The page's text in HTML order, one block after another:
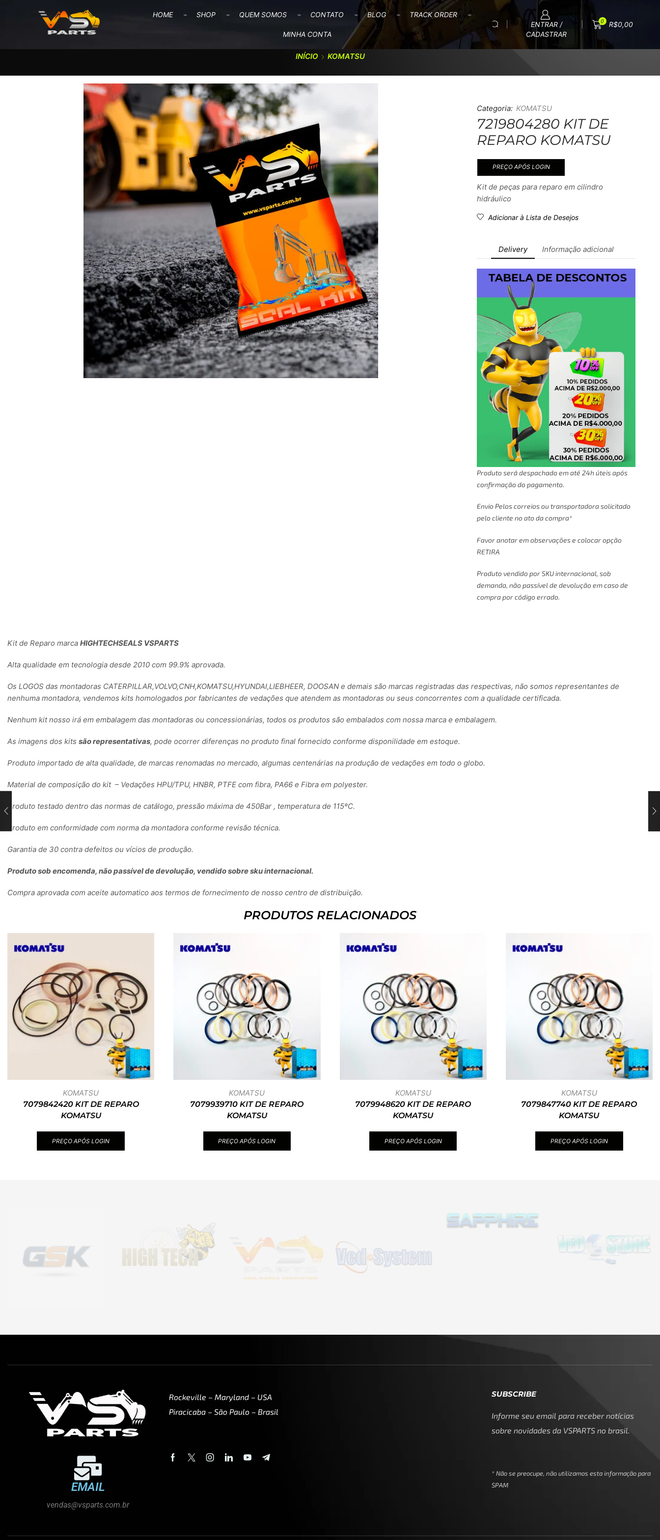
HOME SHOP QUEM SOMOS CONTATO BLOG TRACK ORDER
MINHA CONTA
ENTRAR /
CADASTRAR
0 R$0,00
INÍCIO KOMATSU
Categoria: KOMATSU
7219804280 KIT DE
REPARO KOMATSU
PREÇO APÓS LOGIN
Kit de peças para reparo em cilindro
hidráulico
Adicionar à Lista de Desejos
Delivery Informação adicional
Produto será despachado em até 24h úteis após
confirmação do pagamento.
Envio Pelos correios ou transportadora solicitado
pelo cliente no ato da compra*
Favor anotar em observações e colocar opção
RETIRA
Produto vendido por SKU internacional, sob
demanda, não passível de devolução em caso de
compra por código errado.
Kit de Reparo marca HIGHTECHSEALS VSPARTS
Alta qualidade em tecnologia desde 2010 com 99.9% aprovada.
Os LOGOS das montadoras CATERPILLAR,VOLVO,CNH,KOMATSU,HYUNDAI,LIEBHEER, DOOSAN e demais são marcas registradas das respectivas, não somos representantes de
nenhuma montadora, vendemos kits homologados por fabricantes de vedações que atendem as montadoras ou seus concorrentes com a qualidade certificada.
Nenhum kit nosso irá em embalagem das montadoras ou concessionárias, todos os produtos são embalados com nossa marca e embalagem.
As imagens dos kits são representativas, pode ocorrer diferenças no produto final fornecido conforme disponilidade em estoque.
Produto importado de alta qualidade, de marcas renomadas no mercado, algumas centenárias na produção de vedações em todo o globo.
Material de composição do kit – Vedações HPU/TPU, HNBR, PTFE com fibra, PA66 e Fibra em polyester.
Produto testado dentro das normas de catálogo, pressão máxima de 450Bar , temperatura de 115ºC.
Produto em conformidade com norma da montadora conforme revisão técnica.
Garantia de 30 contra defeitos ou vícios de produção.
Produto sob encomenda, não passível de devolução, vendido sobre sku internacional.
Compra aprovada com aceite automatico aos termos de fornecimento de nosso centro de distribuição.
PRODUTOS RELACIONADOS
KOMATSU
7079842420 KIT DE REPARO
KOMATSU
PREÇO APÓS LOGIN
KOMATSU
7079939710 KIT DE REPARO
KOMATSU
PREÇO APÓS LOGIN
KOMATSU
7079948620 KIT DE REPARO
KOMATSU
PREÇO APÓS LOGIN
KOMATSU
7079847740 KIT DE REPARO
KOMATSU
PREÇO APÓS LOGIN
EMAIL
vendas@vsparts.com.br
Rockeville – Maryland – USA
Piracicaba – São Paulo – Brasil
SUBSCRIBE
Informe seu email para receber notícias
sobre novidades da VSPARTS no brasil.
* Não se preocupe, não utilizamos esta informação para
SPAM